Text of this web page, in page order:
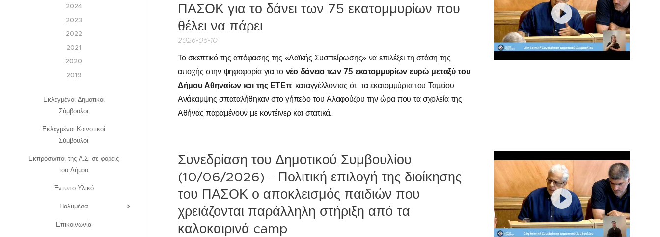
2024
2023
2022
2021
2020
2019
Εκλεγμένοι Δημοτικοί
Σύμβουλοι
Εκλεγμένοι Κοινοτικοί
Σύμβουλοι
Εκπρόσωποι της Λ.Σ. σε φορείς
του Δήμου
Έντυπο Υλικό
Πολυμέσα
Επικοινωνία
ΠΑΣΟΚ για το δάνει των 75 εκατομμυρίων που
θέλει να πάρει
2026-06-10
Το σκεπτικό της απόφασης της «Λαϊκής Συσπείρωσης» να επιλέξει τη στάση της
αποχής στην ψηφοφορία για το νέο δάνειο των 75 εκατομμυρίων ευρώ μεταξύ του
Δήμου Αθηναίων και της ΕΤΕπ, καταγγέλλοντας ότι τα εκατομμύρια του Ταμείου
Ανάκαμψης σπαταλήθηκαν στο γήπεδο του Αλαφούζου την ώρα που τα σχολεία της
Αθήνας παραμένουν με κοντέινερ και στατικά...
Συνεδρίαση του Δημοτικού Συμβουλίου
(10/06/2026) - Πολιτική επιλογή της διοίκησης
του ΠΑΣΟΚ ο αποκλεισμός παιδιών που
χρειάζονται παράλληλη στήριξη από τα
καλοκαιρινά camp